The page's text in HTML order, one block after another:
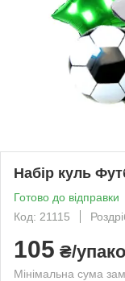
Набір куль
Готово до відправки
Код: 21115
105 ₴/
Мінімальна сума